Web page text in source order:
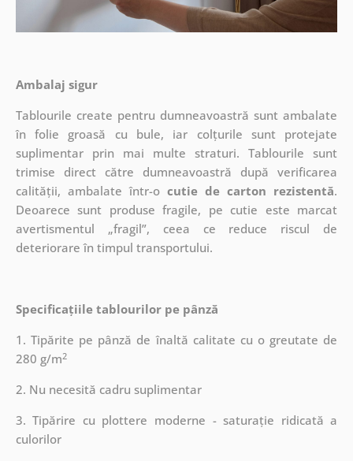
Ambalaj sigur
Tablourile create pentru dumneavoastră sunt ambalate
în folie groasă cu bule, iar colțurile sunt protejate
suplimentar prin mai multe straturi. Tablourile sunt
trimise direct către dumneavoastră după verificarea
calității, ambalate într-o cutie de carton rezistentă.
Deoarece sunt produse fragile, pe cutie este marcat
avertismentul „fragil”, ceea ce reduce riscul de
deteriorare în timpul transportului.
Specificațiile tablourilor pe pânză
1. Tipărite pe pânză de înaltă calitate cu o greutate de
280 g/m2
2. Nu necesită cadru suplimentar
3. Tipărire cu plottere moderne - saturație ridicată a
culorilor